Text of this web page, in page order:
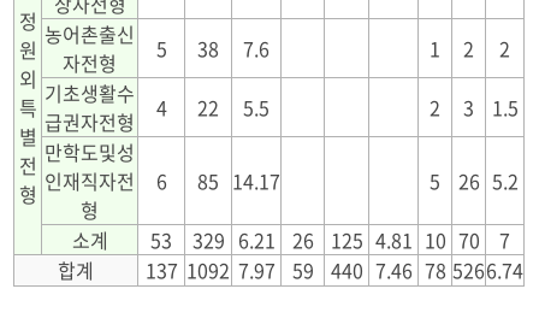
정
원
외
특
별
전
형
농어촌출신
자전형
5 38 7.6 1 2
2
기초생활수
급권자전형
4 22 5.5 2 3
1.5
만학도및성
인재직자전
형
6 85 14.17 5 26 5.2
소계 53 329 6.21 26 125 4.81 10 70
7
합계
137 1092 7.97 59 440 7.46 78 5266.74